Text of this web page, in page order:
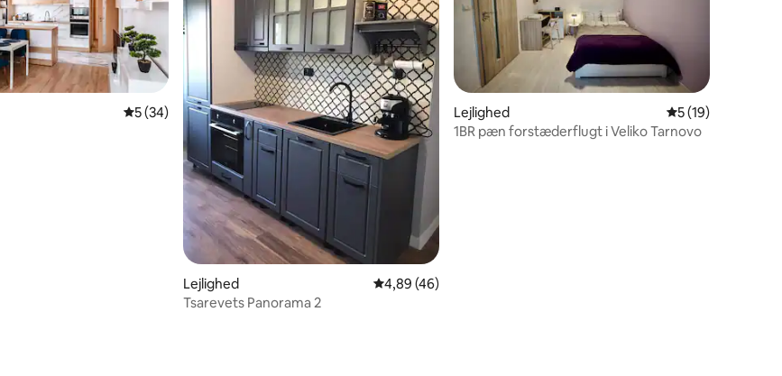
bedømmelse, 5 omtaler
5 ud af 5 i gennemsnitlig bedømmelse, 34 omtaler
5 (34)
Lejlighed 4,89 ud af 5 i gennemsnitlig bedømmelse, 46 omtaler
4,89 (46)
Tsarevets Panorama 2
Lejlighed 5 ud af 5 i
5 (19)
1BR pæn forstæderflugt i Veliko Tarnovo